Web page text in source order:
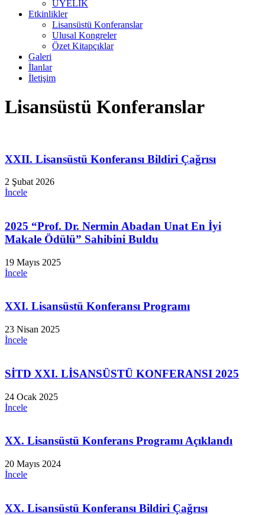
ÜYELİK
Etkinlikler
Lisansüstü Konferanslar
Ulusal Kongreler
Özet Kitapçıklar
Galeri
İlanlar
İletişim
Lisansüstü Konferanslar
XXII. Lisansüstü Konferansı Bildiri Çağrısı
2 Şubat 2026
İncele
2025 “Prof. Dr. Nermin Abadan Unat En İyi
Makale Ödülü” Sahibini Buldu
19 Mayıs 2025
İncele
XXI. Lisansüstü Konferansı Programı
23 Nisan 2025
İncele
SİTD XXI. LİSANSÜSTÜ KONFERANSI 2025
24 Ocak 2025
İncele
XX. Lisansüstü Konferans Programı Açıklandı
20 Mayıs 2024
İncele
XX. Lisansüstü Konferansı Bildiri Çağrısı